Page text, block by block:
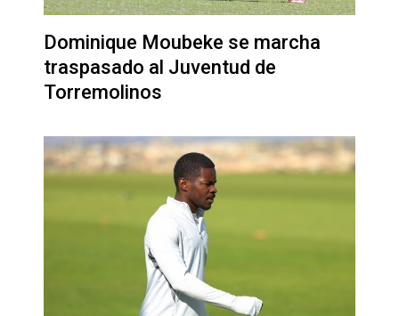
Dominique Moubeke se marcha
traspasado al Juventud de
Torremolinos